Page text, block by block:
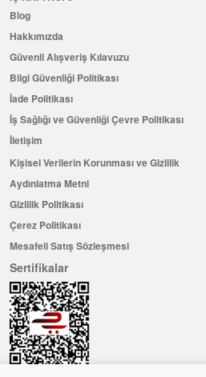
Blog
Hakkımızda
Güvenli Alışveriş Kılavuzu
Bilgi Güvenliği Politikası
İade Politikası
İş Sağlığı ve Güvenliği Çevre Politikası
İletişim
Kişisel Verilerin Korunması ve Gizlilik
Aydınlatma Metni
Gizlilik Politikası
Çerez Politikası
Mesafeli Satış Sözleşmesi
Sertifikalar